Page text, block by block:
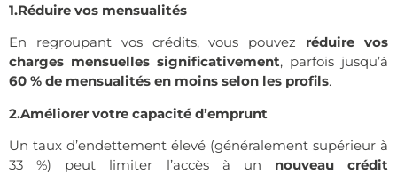
1.Réduire vos mensualités
En regroupant vos crédits, vous pouvez réduire vos
charges mensuelles significativement, parfois jusqu’à
60 % de mensualités en moins selon les profils.
2.Améliorer votre capacité d’emprunt
Un taux d’endettement élevé (généralement supérieur à
33 %) peut limiter l’accès à un nouveau crédit